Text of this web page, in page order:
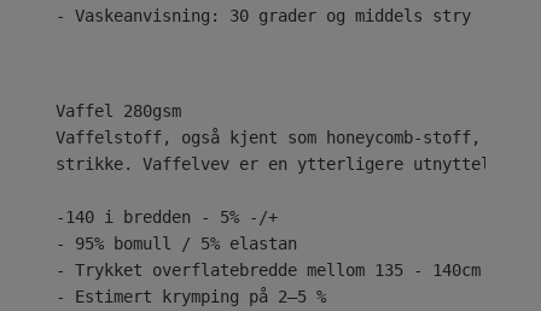
- Vaskeanvisning: 30 grader og middels stry
Vaffelstoff, også kjent som honeycomb-stoff, har
strikke. Vaffelvev er en ytterligere utnyttelse
-140 i bredden - 5% -/+
- 95% bomull / 5% elastan
- Trykket overflatebredde mellom 135 - 140cm
- Estimert krymping på 2–5 %